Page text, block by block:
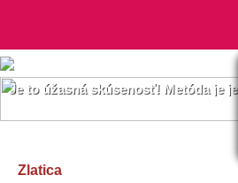
Je to úžasná skúsenosť! Metóda je
Zlatica